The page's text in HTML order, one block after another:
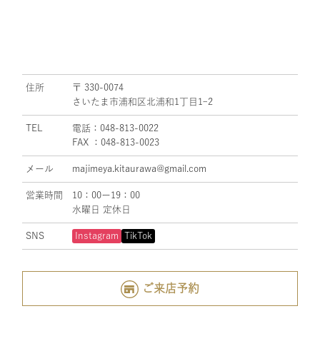
住所
〒 330-0074
さいたま市浦和区北浦和1丁目1ｰ2
TEL
電話：048-813-0022
FAX ：048-813-0023
メール majimeya.kitaurawa@gmail.com
営業時間
10：00ー19：00
水曜日 定休日
SNS Instagram TikTok
ご来店予約